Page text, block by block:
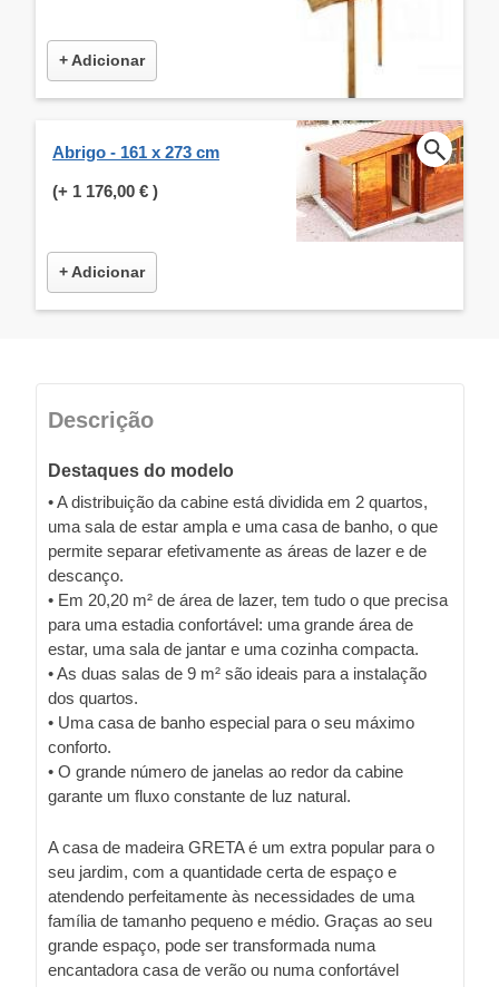
+ Adicionar
Abrigo - 161 x 273 cm
(+ 1 176,00 € )
+ Adicionar
Descrição
Destaques do modelo
• A distribuição da cabine está dividida em 2 quartos,
uma sala de estar ampla e uma casa de banho, o que
permite separar efetivamente as áreas de lazer e de
descanço.
• Em 20,20 m² de área de lazer, tem tudo o que precisa
para uma estadia confortável: uma grande área de
estar, uma sala de jantar e uma cozinha compacta.
• As duas salas de 9 m² são ideais para a instalação
dos quartos.
• Uma casa de banho especial para o seu máximo
conforto.
• O grande número de janelas ao redor da cabine
garante um fluxo constante de luz natural.
A casa de madeira GRETA é um extra popular para o
seu jardim, com a quantidade certa de espaço e
atendendo perfeitamente às necessidades de uma
família de tamanho pequeno e médio. Graças ao seu
grande espaço, pode ser transformada numa
encantadora casa de verão ou numa confortável